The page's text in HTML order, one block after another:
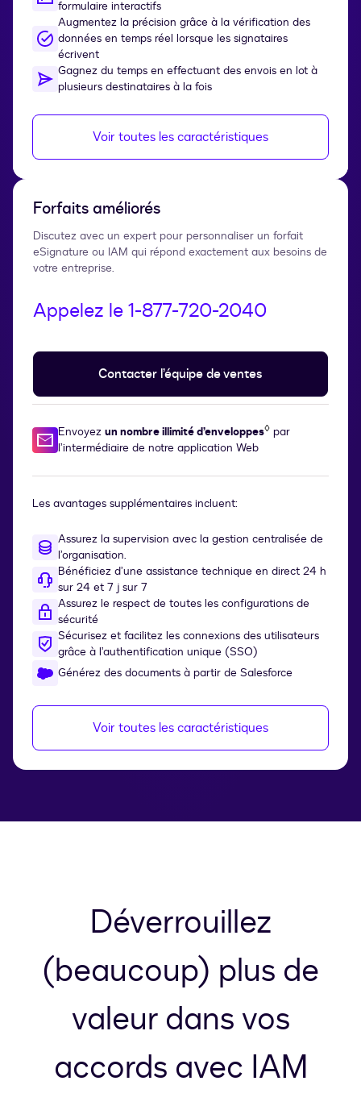
formulaire interactifs
Augmentez la précision grâce à la vérification des
données en temps réel lorsque les signataires
écrivent
Gagnez du temps en effectuant des envois en lot à
plusieurs destinataires à la fois
Voir toutes les caractéristiques
Forfaits améliorés
Discutez avec un expert pour personnaliser un forfait
eSignature ou IAM qui répond exactement aux besoins de
votre entreprise.
Appelez le 1-877-720-2040
Contacter l’équipe de ventes
Envoyez un nombre illimité d’enveloppes◊ par
l’intermédiaire de notre application Web
Les avantages supplémentaires incluent:
Assurez la supervision avec la gestion centralisée de
l’organisation.
Bénéficiez d’une assistance technique en direct 24 h
sur 24 et 7 j sur 7
Assurez le respect de toutes les configurations de
sécurité
Sécurisez et facilitez les connexions des utilisateurs
grâce à l’authentification unique (SSO)
Générez des documents à partir de Salesforce
Voir toutes les caractéristiques
Déverrouillez
(beaucoup) plus de
valeur dans vos
accords avec IAM